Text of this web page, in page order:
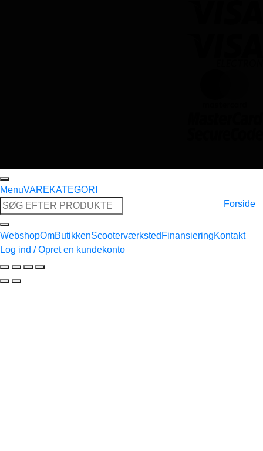
MenuVAREKATEGORI
Søg
efter:
Forside
WebshopOmButikkenScooterværksted FinansieringKontakt
Log ind / Opret en kundekonto